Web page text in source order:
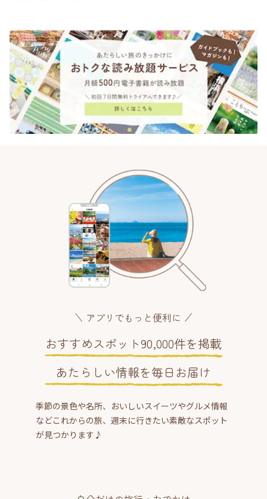
アプリでもっと便利に
おすすめスポット90,000件を掲載
あたらしい情報を毎日お届け
季節の景色や名所、おいしいスイーツやグルメ情報
などこれからの旅、週末に行きたい素敵なスポット
が見つかります♪